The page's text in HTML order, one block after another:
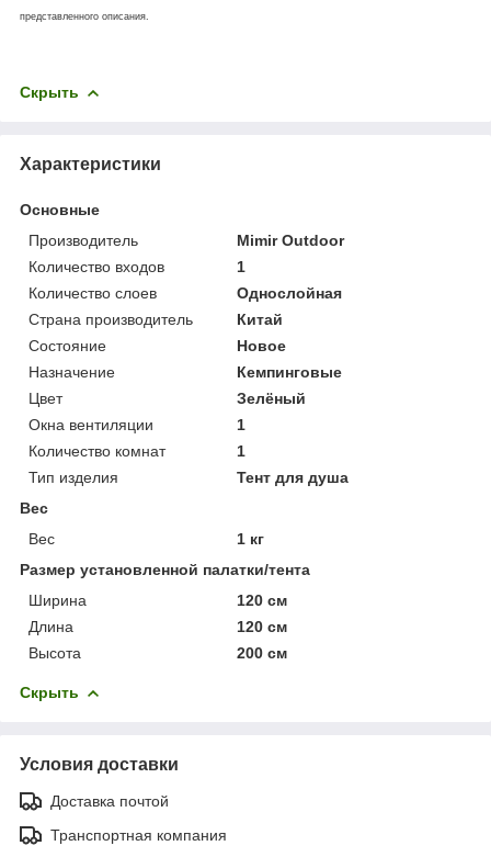
представленного описания.
Скрыть
Характеристики
Основные
Производитель
Mimir Outdoor
Количество входов
1
Количество слоев
Однослойная
Страна производитель
Китай
Состояние
Новое
Назначение
Кемпинговые
Цвет
Зелёный
Окна вентиляции
1
Количество комнат
1
Тип изделия
Тент для душа
Вес
Вес
1 кг
Размер установленной палатки/тента
Ширина
120 см
Длина
120 см
Высота
200 см
Скрыть
Условия доставки
Доставка почтой
Транспортная компания